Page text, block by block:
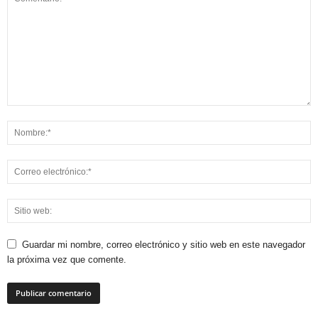
Guardar mi nombre, correo electrónico y sitio web en este navegador
la próxima vez que comente.